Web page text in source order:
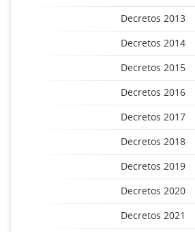
Decretos 2013
Decretos 2014
Decretos 2015
Decretos 2016
Decretos 2017
Decretos 2018
Decretos 2019
Decretos 2020
Decretos 2021